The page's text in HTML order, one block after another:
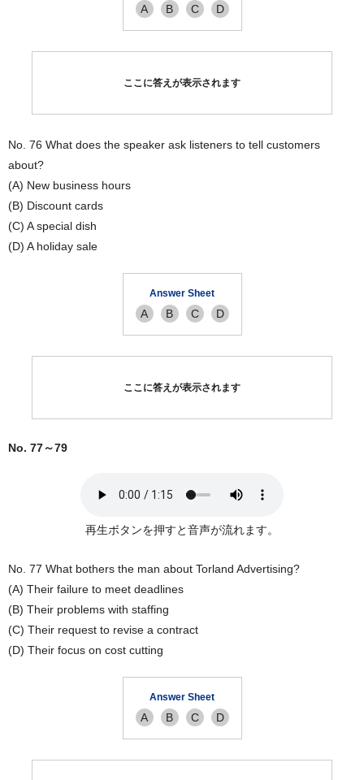
A B C D
ここに答えが表示されます
No. 76 What does the speaker ask listeners to tell customers
about?
(A) New business hours
(B) Discount cards
(C) A special dish
(D) A holiday sale
Answer Sheet
A B C D
ここに答えが表示されます
No. 77～79
No. 77 What bothers the man about Torland Advertising?
(A) Their failure to meet deadlines
(B) Their problems with staffing
(C) Their request to revise a contract
(D) Their focus on cost cutting
再生ボタンを押すと音声が流れます。
Answer Sheet
A B C D